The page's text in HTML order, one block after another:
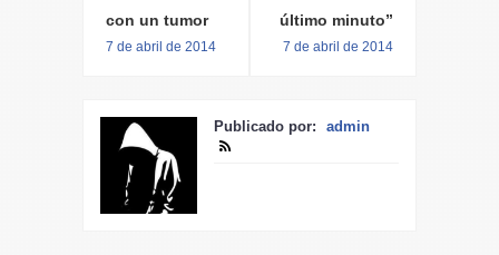
con un tumor
7 de abril de 2014
último minuto”
7 de abril de 2014
Publicado por: admin